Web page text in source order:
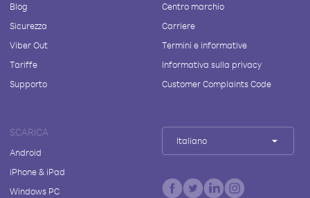
Blog
Sicurezza
Viber Out
Tariffe
Supporto
Centro marchio
Carriere
Termini e informative
Informativa sulla privacy
Customer Complaints Code
SCARICA
Android
iPhone & iPad
Windows PC
Italiano